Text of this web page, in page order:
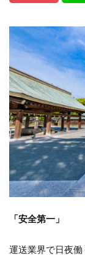
「安全第一」
運送業界で日夜